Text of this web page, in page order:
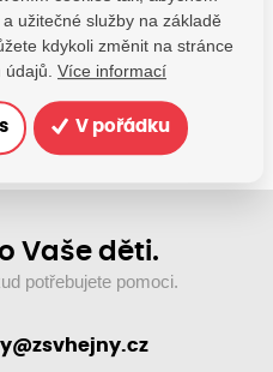
nás
Vaše děti.
potřebujete pomoci.
užitečné služby na základě
kdykoli změnit na stránce
údajů. Více informací
V pořádku